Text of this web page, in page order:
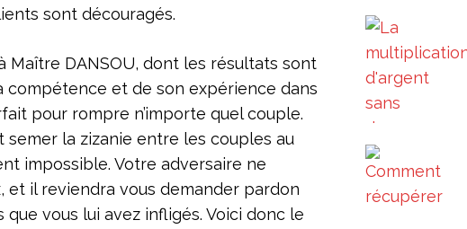
sont découragés.
Maître DANSOU, dont les résultats sont
compétence et de son expérience dans
pour rompre n’importe quel couple.
la zizanie entre les couples au
impossible. Votre adversaire ne
et il reviendra vous demander pardon
vous lui avez infligés. Voici donc le